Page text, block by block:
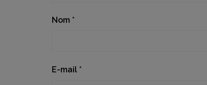
Nom *
E-mail *